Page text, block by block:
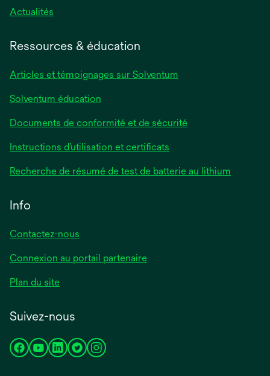
Actualités
Ressources & éducation
Articles et témoignages sur Solventum
Solventum éducation
Documents de conformité et de sécurité
Instructions d’utilisation et certificats
Recherche de résumé de test de batterie au lithium
Info
Contactez-nous
Connexion au portail partenaire
Plan du site
Suivez-nous
s’ouvres’ouvres’ouvres’ouvres’ouvre